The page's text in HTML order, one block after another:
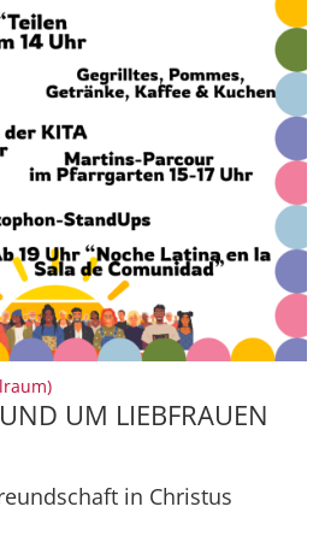
:
UM LIEBFRAUEN
in Christus